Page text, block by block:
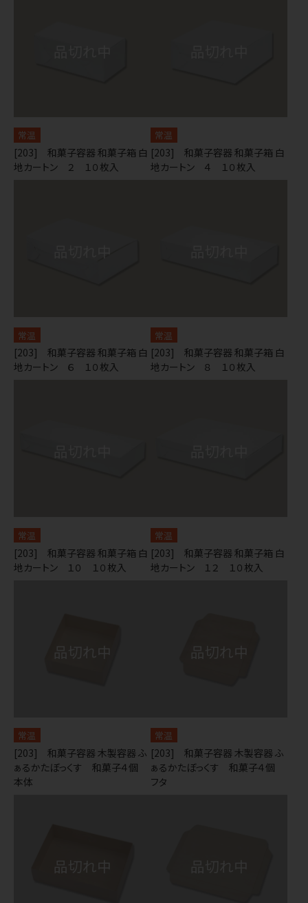
常温
[203] 和菓子容器 和菓子箱 白
地カートン ２ １０枚入
常温
[203] 和菓子容器 和菓子箱 白
地カートン ４ １０枚入
常温
[203] 和菓子容器 和菓子箱 白
地カートン ６ １０枚入
常温
[203] 和菓子容器 和菓子箱 白
地カートン ８ １０枚入
常温
[203] 和菓子容器 和菓子箱 白
地カートン １０ １０枚入
常温
[203] 和菓子容器 和菓子箱 白
地カートン １２ １０枚入
常温
[203] 和菓子容器 木製容器 ふ
ぁるかたぼっくす 和菓子４個
本体
常温
[203] 和菓子容器 木製容器 ふ
ぁるかたぼっくす 和菓子４個
フタ